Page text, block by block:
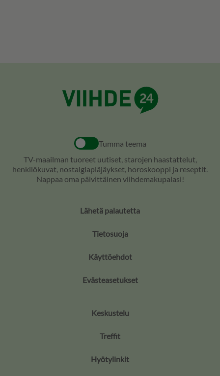
Tumma teema
TV-maailman tuoreet uutiset, starojen haastattelut,
henkilökuvat, nostalgiapläjäykset, horoskooppi ja reseptit.
Nappaa oma päivittäinen viihdemakupalasi!
Lähetä palautetta
Tietosuoja
Käyttöehdot
Evästeasetukset
Keskustelu
Treffit
Hyötylinkit